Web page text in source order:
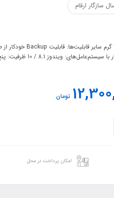
تومان
امکان پرداخت در محل